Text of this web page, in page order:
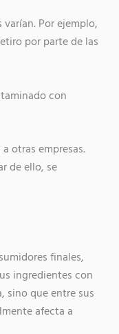
Por ejemplo,
por parte de las
con
otras empresas.
de ello, se
finales,
ingredientes con
sino que entre sus
afecta a